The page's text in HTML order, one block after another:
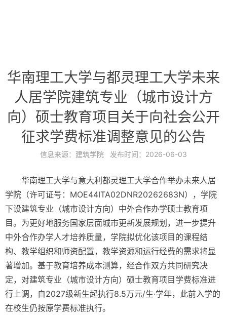
华南理工大学与都灵理工大学未来
人居学院建筑专业（城市设计方
向）硕士教育项目关于向社会公开
征求学费标准调整意见的公告
信息来源： 建筑学院 发布时间： 2026-06-03
华南理工大学与意大利都灵理工大学合作举办未来人居
学院（许可证号：MOE44ITA02DNR20262683N），学院
下设建筑专业（城市设计方向）中外合作办学硕士教育项
目。为更好地服务国家层面城市更新发展规划，进一步提升
中外合作办学人才培养质量，学院拟优化该项目的课程结
构、教学组织和师资配置，教学资源和运行经费的需求将显
著增加。基于教育培养成本测算，经合作双方共同研究决
定，对建筑专业（城市设计方向）硕士教育项目学费标准进
行上调，自2027级新生起执行8.5万元/生·学年，此前入学的
在校生仍按原学费标准执行。